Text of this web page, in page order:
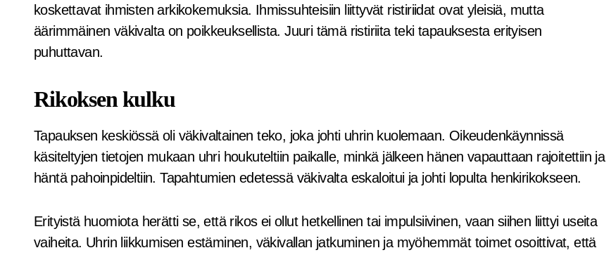
koskettavat ihmisten arkikokemuksia. Ihmissuhteisiin liittyvät ristiriidat ovat yleisiä, mutta
äärimmäinen väkivalta on poikkeuksellista. Juuri tämä ristiriita teki tapauksesta erityisen
puhuttavan.
Rikoksen kulku
Tapauksen keskiössä oli väkivaltainen teko, joka johti uhrin kuolemaan. Oikeudenkäynnissä
käsiteltyjen tietojen mukaan uhri houkuteltiin paikalle, minkä jälkeen hänen vapauttaan rajoitettiin ja
häntä pahoinpideltiin. Tapahtumien edetessä väkivalta eskaloitui ja johti lopulta henkirikokseen.
Erityistä huomiota herätti se, että rikos ei ollut hetkellinen tai impulsiivinen, vaan siihen liittyi useita
vaiheita. Uhrin liikkumisen estäminen, väkivallan jatkuminen ja myöhemmät toimet osoittivat, että